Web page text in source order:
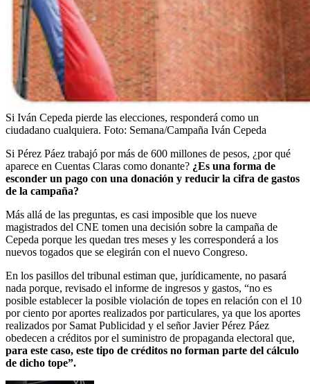
Si Iván Cepeda pierde las elecciones, responderá como un
ciudadano cualquiera. Foto: Semana/Campaña Iván Cepeda
Si Pérez Páez trabajó por más de 600 millones de pesos, ¿por qué
aparece en Cuentas Claras como donante? ¿Es una forma de
esconder un pago con una donación y reducir la cifra de gastos
de la campaña?
Más allá de las preguntas, es casi imposible que los nueve
magistrados del CNE tomen una decisión sobre la campaña de
Cepeda porque les quedan tres meses y les corresponderá a los
nuevos togados que se elegirán con el nuevo Congreso.
En los pasillos del tribunal estiman que, jurídicamente, no pasará
nada porque, revisado el informe de ingresos y gastos, “no es
posible establecer la posible violación de topes en relación con el 10
por ciento por aportes realizados por particulares, ya que los aportes
realizados por Samat Publicidad y el señor Javier Pérez Páez
obedecen a créditos por el suministro de propaganda electoral que,
para este caso, este tipo de créditos no forman parte del cálculo
de dicho tope”.